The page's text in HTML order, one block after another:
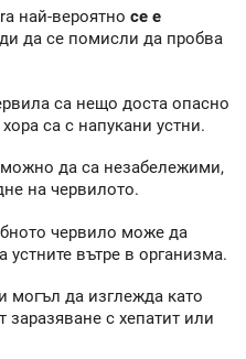
най-вероятно се е
да се помисли да пробва
са нещо доста опасно
са с напукани устни.
да са незабележими,
на червилото.
червило може да
вътре в организма.
могъл да изглежда като
с хепатит или